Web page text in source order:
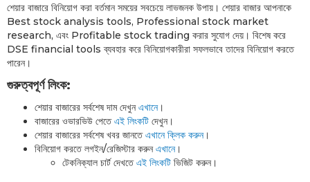
শেয়ার বাজারে বিনিয়োগ করা বর্তমান সময়ের সবচেয়ে লাভজনক উপায়। শেয়ার বাজার আপনাকে
Best stock analysis tools, Professional stock market
research, এবং Profitable stock trading করার সুযোগ দেয়। বিশেষ করে
DSE financial tools ব্যবহার করে বিনিয়োগকারীরা সফলভাবে তাদের বিনিয়োগ করতে
পারেন।
গুরুত্বপূর্ণ লিংক:
শেয়ার বাজারের সর্বশেষ দাম দেখুনএখানে।
বাজারের ওভারভিউ পেতেএই লিংকটি দেখুন।
শেয়ার বাজারের সর্বশেষ খবর জানতেএখানে ক্লিক করুন।
বিনিয়োগ করতে লগইন/রেজিস্টার করুনএখানে।
টেকনিক্যাল চার্ট দেখতেএই লিংকটি ভিজিট করুন।